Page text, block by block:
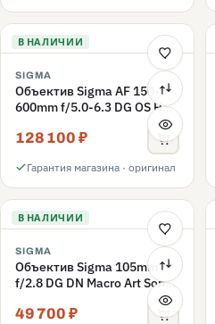
В НАЛИЧИИ
SIGMA
Объектив Sigma AF 150-
600mm f/5.0-6.3 DG OS HSM
128 100 ₽
Гарантия магазина · оригинал
В НАЛИЧИИ
SIGMA
Объектив Sigma 105mm
f/2.8 DG DN Macro Art Sony
49 700 ₽